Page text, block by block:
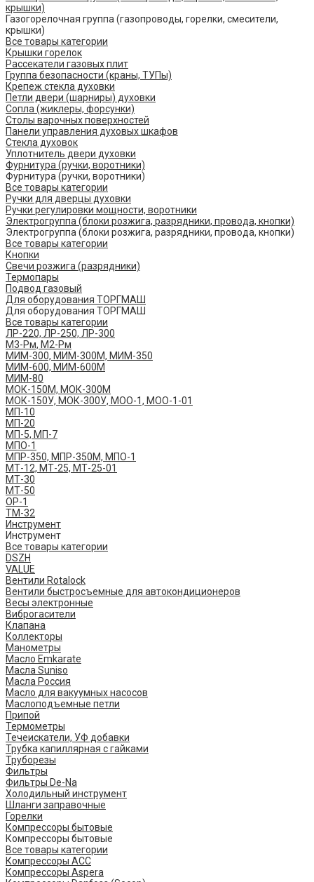
крышки)
Газогорелочная группа (газопроводы, горелки, смесители,
крышки)
Все товары категории
Крышки горелок
Рассекатели газовых плит
Группа безопасности (краны, ТУПы)
Крепеж стекла духовки
Петли двери (шарниры) духовки
Сопла (жиклеры, форсунки)
Столы варочных поверхностей
Панели управления духовых шкафов
Стекла духовок
Уплотнитель двери духовки
Фурнитура (ручки, воротники)
Фурнитура (ручки, воротники)
Все товары категории
Ручки для дверцы духовки
Ручки регулировки мощности, воротники
Электрогруппа (блоки розжига, разрядники, провода, кнопки)
Электрогруппа (блоки розжига, разрядники, провода, кнопки)
Все товары категории
Кнопки
Свечи розжига (разрядники)
Термопары
Подвод газовый
Для оборудования ТОРГМАШ
Для оборудования ТОРГМАШ
Все товары категории
ЛР-220, ЛР-250, ЛР-300
М3-Рм, М2-Рм
МИМ-300, МИМ-300М, МИМ-350
МИМ-600, МИМ-600М
МИМ-80
МОК-150М, МОК-300М
МОК-150У, МОК-300У, МОО-1, МОО-1-01
МП-10
МП-20
МП-5, МП-7
МПО-1
МПР-350, МПР-350М, МПО-1
МТ-12, МТ-25, МТ-25-01
МТ-30
МТ-50
ОР-1
ТМ-32
Инструмент
Инструмент
Все товары категории
DSZH
VALUE
Вентили Rotalock
Вентили быстросъемные для автокондиционеров
Весы электронные
Виброгасители
Клапана
Коллекторы
Манометры
Масло Emkarate
Масла Suniso
Масла Россия
Масло для вакуумных насосов
Маслоподъемные петли
Припой
Термометры
Течеискатели, УФ добавки
Трубка капиллярная с гайками
Труборезы
Фильтры
Фильтры De-Na
Холодильный инструмент
Шланги заправочные
Горелки
Компрессоры бытовые
Компрессоры бытовые
Все товары категории
Компрессоры ACC
Компрессоры Aspera